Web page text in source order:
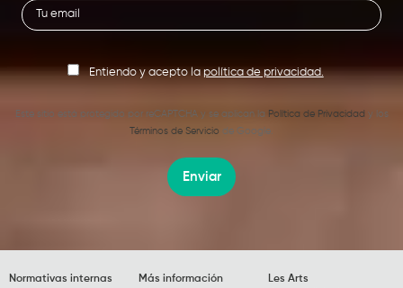
Entiendo y acepto lapolítica de privacidad.
Este sitio está protegido por reCAPTCHA y se aplican la Política de Privacidad y los
Términos de Servicio de Google.
Enviar
Normativas internas
Más información
Les Arts